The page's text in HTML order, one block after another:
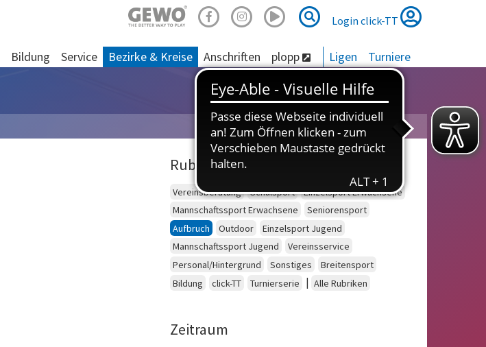
Suche
Suche
Login click-TT
Bildung Service Bezirke & Kreise Anschriften plopp Ligen Turniere
Rubriken
Vereinsberatung Schulsport
Einzelsport Erwachsene
Mannschaftssport Erwachsene
Seniorensport
Aufbruch
Outdoor
Einzelsport Jugend
Mannschaftssport Jugend
Vereinsservice
Personal/Hintergrund
Sonstiges
Breitensport
Bildung
click-TT Turnierserie | Alle Rubriken
Zeitraum